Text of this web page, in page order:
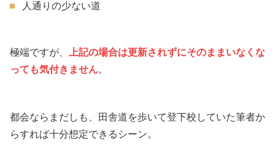
人通りの少ない道
極端ですが、
上記の場合は更新されずにそのままいなくな
っても気付きません。
都会ならまだしも、田舎道を歩いて登下校していた筆者か
らすれば十分想定できるシーン。